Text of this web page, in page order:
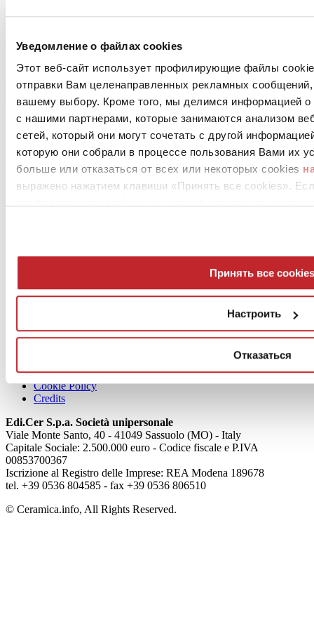
Уведомление о файлах cookies
Этот веб-сайт использует профилирующие файлы
отправки Вам целенаправленных рекламных
вашему выбору. Кроме того, мы делимся информацией
с нашими партнерами, которые занимаются анализом
сетей, который они могут сочетать с другой
которую они собрали в процессе пользования Вами их
больше или отказаться от всех или некоторых cookies
выражено нажатием клавиши «Принять все cookies».
Принять все cookies
Настроить
Отказаться
участия здания в зеленом рейтинге.
Это большой проект по коммуникации и продвижению
экологической устойчивости итальянской керамикив
осознание того, что все призваны делать свой вклад в защиту
планеты.
Март 2022
aziende
Privacy
Cookie Policy
Credits
Edi.Cer S.p.a. Società unipersonale
Viale Monte Santo, 40 - 41049 Sassuolo (MO) - Italy
Capitale Sociale: 2.500.000 euro - Codice fiscale e P.IVA
00853700367
Iscrizione al Registro delle Imprese: REA Modena 189678
tel. +39 0536 804585 - fax +39 0536 806510
© Ceramica.info, All Rights Reserved.